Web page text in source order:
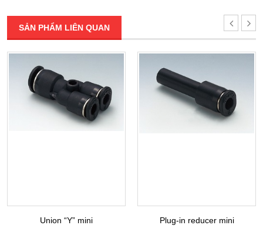
SẢN PHẨM LIÊN QUAN
Union “Y” mini Plug-in reducer mini